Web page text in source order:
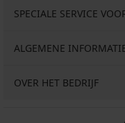
SPECIALE SERVICE
ALGEMENE
OVER HET BEDRIJF